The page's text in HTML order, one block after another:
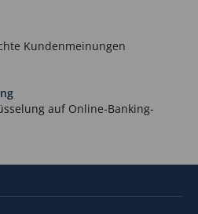
Kundenmeinungen
auf Online-Banking-